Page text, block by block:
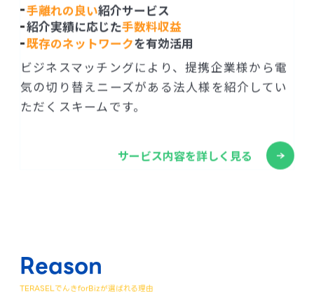
手離れの良い紹介サービス
紹介実績に応じた手数料収益
既存のネットワークを有効活用
ビジネスマッチングにより、提携企業様から電
気の切り替えニーズがある法人様を紹介してい
ただくスキームです。
サービス内容を詳しく見る
Reason
TERASELでんきforBizが選ばれる理由